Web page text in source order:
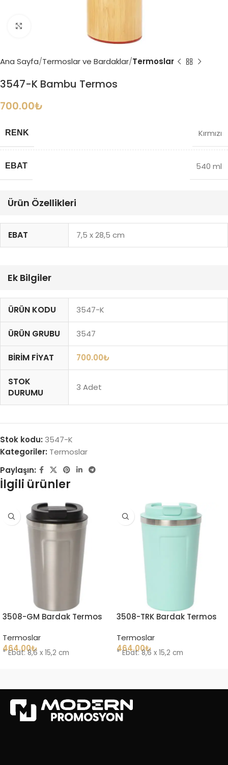
Ana Sayfa Termoslar ve Bardaklar Termoslar
3547-K Bambu Termos
700.00₺
RENK Kırmızı
EBAT 540 ml
Ürün Özellikleri
EBAT 7,5 x 28,5 cm
Ek Bilgiler
ÜRÜN KODU 3547-K
ÜRÜN GRUBU 3547
BIRIM FIYAT 700.00₺
STOK
DURUMU
3 Adet
Stok kodu: 3547-K
Kategoriler: Termoslar
Paylaşın:
İlgili ürünler
3508-GM Bardak Termos
Termoslar
464.00₺
* Ebat: 8,6 x 15,2 cm
3508-TRK Bardak Termos
Termoslar
464.00₺
* Ebat: 8,6 x 15,2 cm